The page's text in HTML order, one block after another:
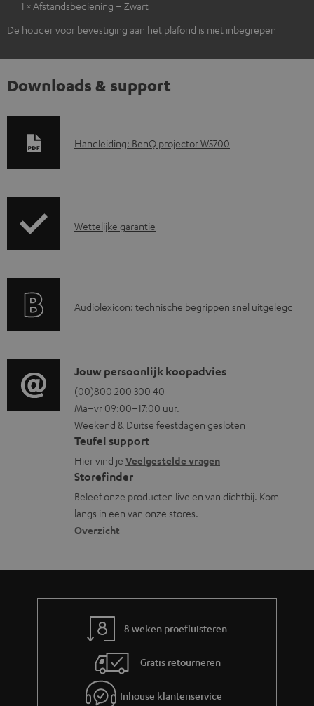
1 × Afstandsbediening – Zwart
De houder voor bevestiging aan het plafond is niet inbegrepen
Downloads & support
D
l
d
u
m
e
n
t
e
n
Handleiding: BenQ projector W5700
G
n
e
i
n
f
o
r
m
a
Wettelijke garantie
A
i
o
g
l
o
s
s
a
r
Audiolexicon: technische begrippen snel uitgelegd
C
o
n
t
a
c
t
i
n
r
Jouw persoonlijk koopadvies
(00)800 200 300 40
Ma–vr 09:00–17:00 uur.
Weekend & Duitse feestdagen gesloten
Teufel support
Hier vind je Veelgestelde vragen
Storefinder
Beleef onze producten live en van dichtbij. Kom
langs in een van onze stores.
Overzicht
8 weken proefluisteren
Gratis retourneren
Inhouse klantenservice